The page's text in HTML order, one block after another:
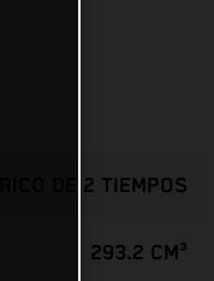
DE 2 TIEMPOS
293.2 CM³